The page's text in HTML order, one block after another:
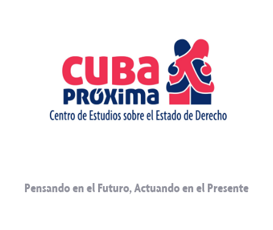
Pensando en el Futuro, Actuando en el Presente